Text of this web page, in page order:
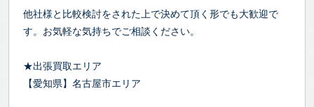
他社様と比較検討をされた上で決めて頂く形でも大歓迎で
す。お気軽な気持ちでご相談ください。
★出張買取エリア
【愛知県】名古屋市エリア